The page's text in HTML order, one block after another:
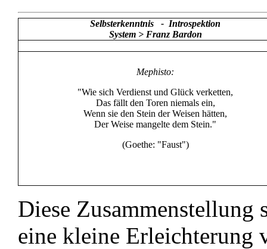
Selbsterkenntnis - Introspektion
System > Franz Bardon
Mephisto:
"Wie sich Verdienst und Glück verketten,
Das fällt den Toren niemals ein,
Wenn sie den Stein der Weisen hätten,
Der Weise mangelte dem Stein."
(Goethe: "Faust")
Diese
eine kleine Erleichterung